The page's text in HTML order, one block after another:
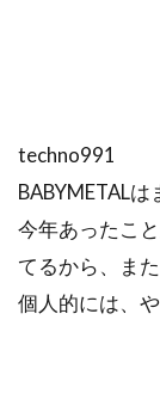
techno991
BABYMETAL
今年あったこ
てるから、ま
個人的には、